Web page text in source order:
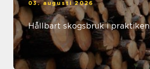
03. augusti 2026
Hållbart skogsbruk i praktiken